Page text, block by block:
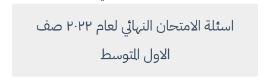
اسئلة الامتحان النهائي لعام ٢٠٢٢ صف
الاول المتوسط